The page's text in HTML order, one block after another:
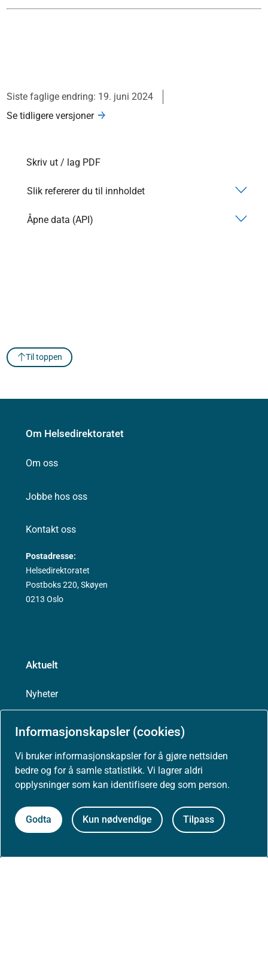
Informasjonskapsler (cookies)
Vi bruker informasjonskapsler for å gjøre nettsiden
bedre og for å samle statistikk. Vi lagrer aldri
opplysninger som kan identifisere deg som person.
Godta Kun nødvendige Tilpass
Siste faglige endring: 19. juni 2024
Se tidligere versjoner
Skriv ut / lag PDF
Slik refererer du til innholdet
Åpne data (API)
Til toppen
Om Helsedirektoratet
Om oss
Jobbe hos oss
Kontakt oss
Postadresse:
Helsedirektoratet
Postboks 220, Skøyen
0213 Oslo
Aktuelt
Nyheter
Arrangementer
Høringer
Presse